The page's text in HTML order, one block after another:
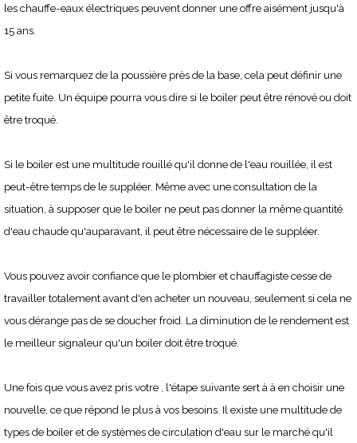
les chauffe-eaux électriques peuvent donner une offre aisément jusqu'à
15 ans.
Si vous remarquez de la poussière près de la base, cela peut définir une
petite fuite. Un équipe pourra vous dire si le boiler peut être rénové ou doit
être troqué.
Si le boiler est une multitude rouillé qu'il donne de l'eau rouillée, il est
peut-être temps de le suppléer. Même avec une consultation de la
situation, à supposer que le boiler ne peut pas donner la même quantité
d'eau chaude qu'auparavant, il peut être nécessaire de le suppléer.
Vous pouvez avoir confiance que le plombier et chauffagiste cesse de
travailler totalement avant d'en acheter un nouveau, seulement si cela ne
vous dérange pas de se doucher froid. La diminution de le rendement est
le meilleur signaleur qu'un boiler doit être troqué.
Une fois que vous avez pris votre , l'étape suivante sert à à en choisir une
nouvelle, ce que répond le plus à vos besoins. Il existe une multitude de
types de boiler et de systèmes de circulation d'eau sur le marché qu'il